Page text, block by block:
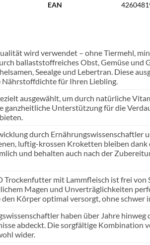
EAN
wird verwendet – ohne Tiermehl,
ballaststoffreiches Obst, Gemüse und
Seealge und Lebertran. Diese
für Ihren Liebling.
ausgewählt, um durch natürliche
Unterstützung für die
durch Ernährungswissenschaftler
luftig-krossen Kroketten bleiben dank
und behalten auch nach der
Trockenfutter mit Lammfleisch ist frei von
Magen und Unverträglichkeiten
Körper optimal versorgt, ohne schwer
haben über Jahre
abdeckt. Die sorgfältige Kombination
wider.